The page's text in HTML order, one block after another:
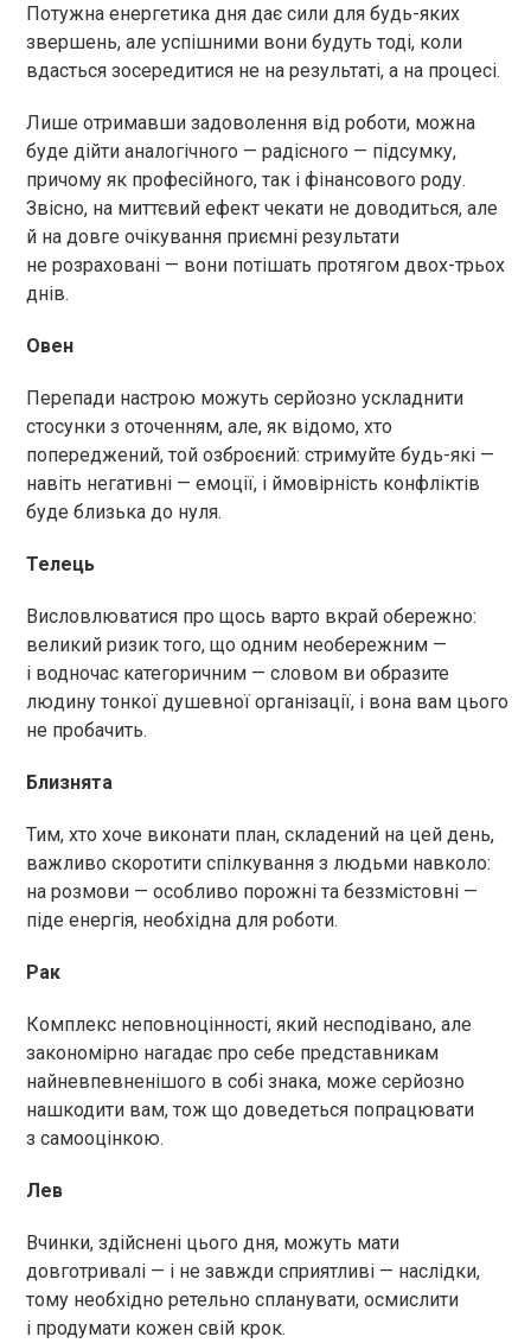
Потужна енергетика дня дає сили для будь-яких
звершень, але успішними вони будуть тоді, коли
вдасться зосередитися не на результаті, а на процесі.
Лише отримавши задоволення від роботи, можна
буде дійти аналогічного — радісного — підсумку,
причому як професійного, так і фінансового роду.
Звісно, на миттєвий ефект чекати не доводиться, але
й на довге очікування приємні результати
не розраховані — вони потішать протягом двох-трьох
днів.
Овен
Перепади настрою можуть серйозно ускладнити
стосунки з оточенням, але, як відомо, хто
попереджений, той озброєний: стримуйте будь-які —
навіть негативні — емоції, і ймовірність конфліктів
буде близька до нуля.
Телець
Висловлюватися про щось варто вкрай обережно:
великий ризик того, що одним необережним —
і водночас категоричним — словом ви образите
людину тонкої душевної організації, і вона вам цього
не пробачить.
Близнята
Тим, хто хоче виконати план, складений на цей день,
важливо скоротити спілкування з людьми навколо:
на розмови — особливо порожні та беззмістовні —
піде енергія, необхідна для роботи.
Рак
Комплекс неповноцінності, який несподівано, але
закономірно нагадає про себе представникам
найневпевненішого в собі знака, може серйозно
нашкодити вам, тож що доведеться попрацювати
з самооцінкою.
Лев
Вчинки, здійснені цього дня, можуть мати
довготривалі — і не завжди сприятливі — наслідки,
тому необхідно ретельно спланувати, осмислити
і продумати кожен свій крок.